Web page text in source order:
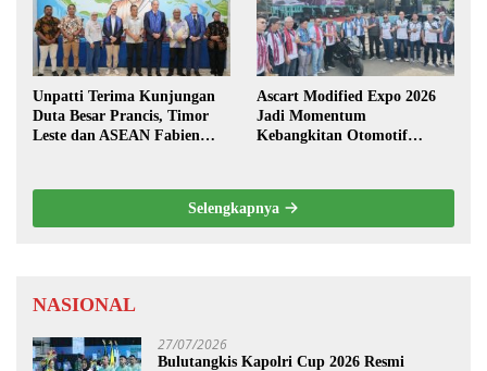
Unpatti Terima Kunjungan
Duta Besar Prancis, Timor
Leste dan ASEAN Fabien
Ascart Modified Expo 2026
Jadi Momentum
Kebangkitan Otomotif
Selengkapnya
NASIONAL
27/07/2026
Bulutangkis Kapolri Cup 2026 Resmi